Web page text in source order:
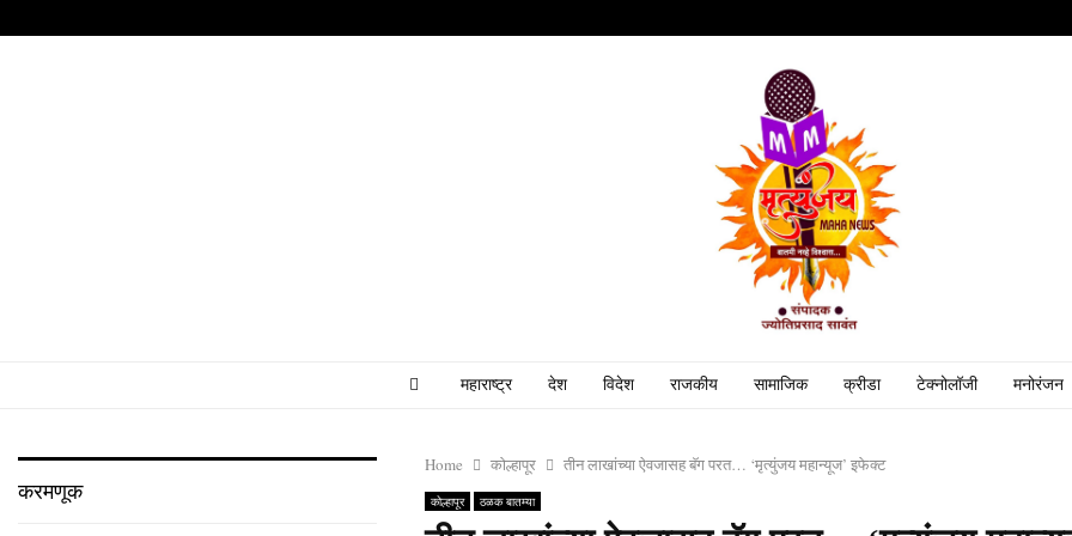
महाराष्ट्र देश विदेश राजकीय सामाजिक क्रीडा टेक्नोलॉजी मनोरंजन
Home कोल्हापूर तीन लाखांच्या ऐवजासह बॅग परत… ‘मृत्युंजय महान्यूज’ इफेक्ट
कोल्हापूर ठळक बातम्या
करमणूक